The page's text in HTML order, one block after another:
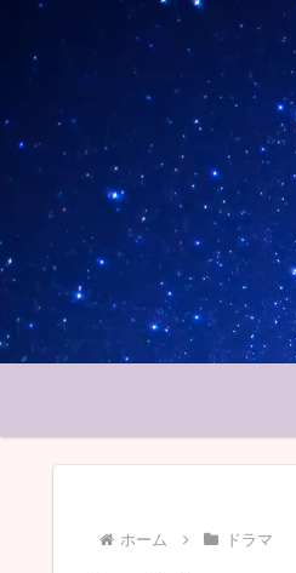
ホーム ドラマ